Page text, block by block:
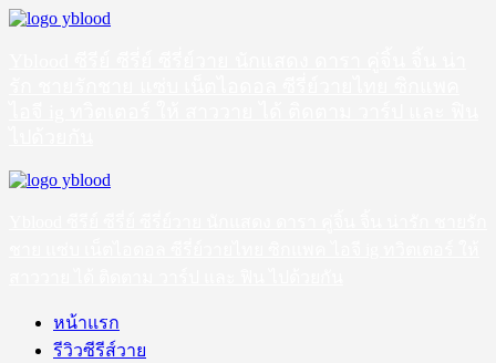
Skip
Primary
หน้าแรก
รีวิวซีรีส์วาย